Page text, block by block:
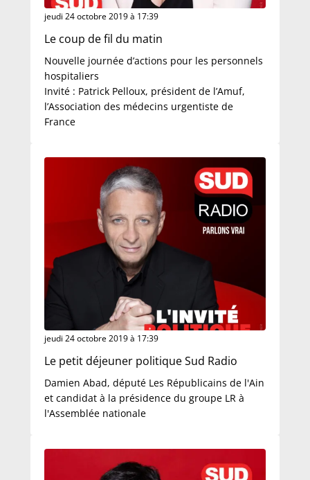
jeudi 24 octobre 2019 à 17:39
Le coup de fil du matin
Nouvelle journée d’actions pour les personnels
hospitaliers
Invité : Patrick Pelloux, président de l’Amuf,
l’Association des médecins urgentiste de
France
jeudi 24 octobre 2019 à 17:39
Le petit déjeuner politique Sud Radio
Damien Abad, député Les Républicains de l'Ain
et candidat à la présidence du groupe LR à
l'Assemblée nationale